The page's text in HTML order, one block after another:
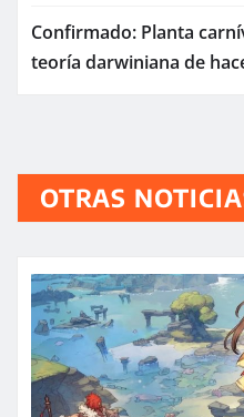
Confirmado: Planta
teoría darwiniana de
OTRAS